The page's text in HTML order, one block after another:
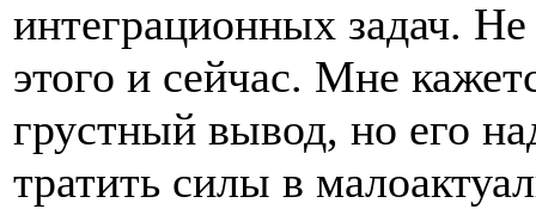
интеграционных задач.
этого и сейчас. Мне
грустный вывод, но его
тратить силы в